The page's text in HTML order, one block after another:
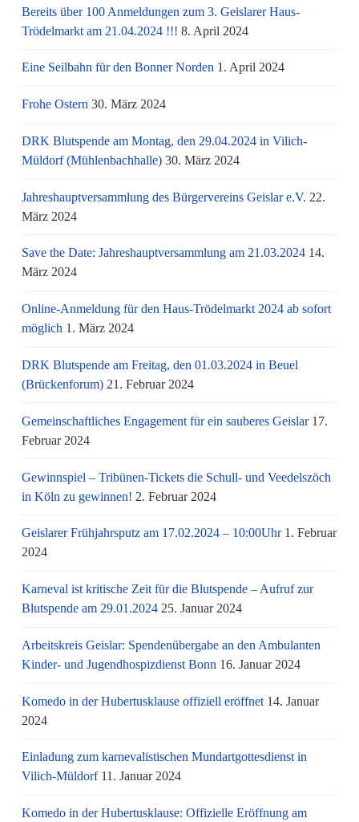
Bereits über 100 Anmeldungen zum 3. Geislarer Haus-
Trödelmarkt am 21.04.2024 !!! 8. April 2024
Eine Seilbahn für den Bonner Norden 1. April 2024
Frohe Ostern 30. März 2024
DRK Blutspende am Montag, den 29.04.2024 in Vilich-
Müldorf (Mühlenbachhalle) 30. März 2024
Jahreshauptversammlung des Bürgervereins Geislar e.V. 22.
März 2024
Save the Date: Jahreshauptversammlung am 21.03.2024 14.
März 2024
Online-Anmeldung für den Haus-Trödelmarkt 2024 ab sofort
möglich 1. März 2024
DRK Blutspende am Freitag, den 01.03.2024 in Beuel
(Brückenforum) 21. Februar 2024
Gemeinschaftliches Engagement für ein sauberes Geislar 17.
Februar 2024
Gewinnspiel – Tribünen-Tickets die Schull- und Veedelszöch
in Köln zu gewinnen! 2. Februar 2024
Geislarer Frühjahrsputz am 17.02.2024 – 10:00Uhr 1. Februar
2024
Karneval ist kritische Zeit für die Blutspende – Aufruf zur
Blutspende am 29.01.2024 25. Januar 2024
Arbeitskreis Geislar: Spendenübergabe an den Ambulanten
Kinder- und Jugendhospizdienst Bonn 16. Januar 2024
Komedo in der Hubertusklause offiziell eröffnet 14. Januar
2024
Einladung zum karnevalistischen Mundartgottesdienst in
Vilich-Müldorf 11. Januar 2024
Komedo in der Hubertusklause: Offizielle Eröffnung am